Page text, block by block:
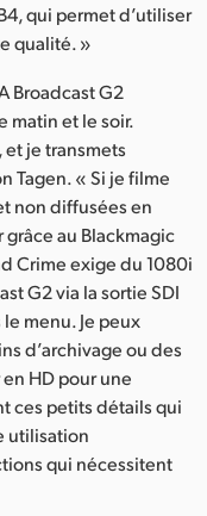
qui permet d’utiliser
qualité. »
Broadcast G2
matin et le soir.
je transmets
Tagen. « Si je filme
non diffusées en
au Blackmagic
Crime exige du 1080i
G2 via la sortie SDI
menu. Je peux
d’archivage ou des
HD pour une
ces petits détails qui
utilisation
qui nécessitent